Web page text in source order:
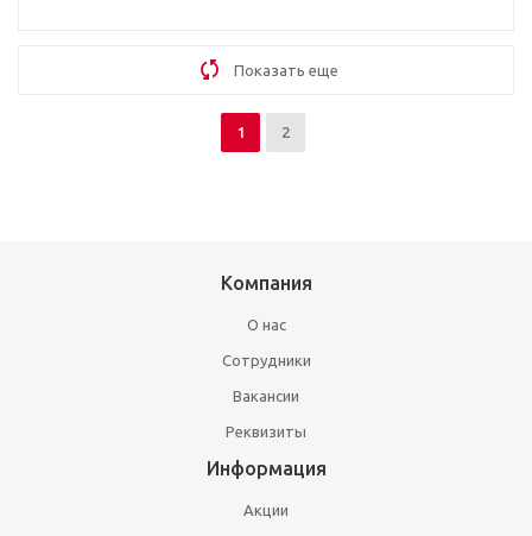
Показать еще
1 2
Компания
О нас
Сотрудники
Вакансии
Реквизиты
Информация
Акции